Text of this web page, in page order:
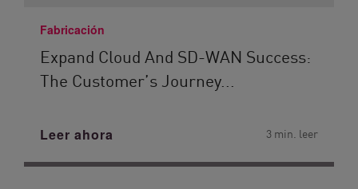
Fabricación
Expand Cloud And SD-WAN Success:
The Customer’s Journey...
Leer ahora 3 min. leer